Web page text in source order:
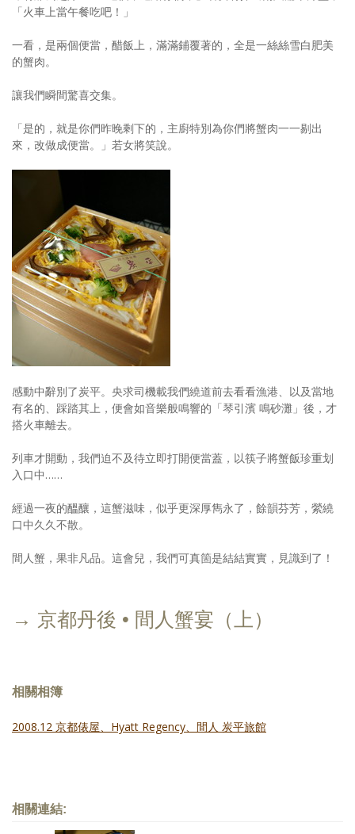
「火車上當午餐吃吧！」
一看，是兩個便當，醋飯上，滿滿鋪覆著的，全是一絲絲雪白肥美
的蟹肉。
讓我們瞬間驚喜交集。
「是的，就是你們昨晚剩下的，主廚特別為你們將蟹肉一一剔出
來，改做成便當。」若女將笑說。
感動中辭別了炭平。央求司機載我們繞道前去看看漁港、以及當地
有名的、踩踏其上，便會如音樂般鳴響的「琴引濱 鳴砂灘」後，才
搭火車離去。
列車才開動，我們迫不及待立即打開便當蓋，以筷子將蟹飯珍重划
入口中……
經過一夜的醞釀，這蟹滋味，似乎更深厚雋永了，餘韻芬芳，縈繞
口中久久不散。
間人蟹，果非凡品。這會兒，我們可真箇是結結實實，見識到了！
→ 京都丹後 • 間人蟹宴（上）
相關相簿
2008.12 京都俵屋、Hyatt Regency、間人 炭平旅館
相關連結: